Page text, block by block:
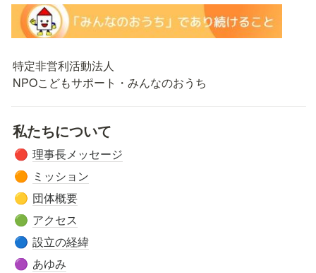
特定非営利活動法人
NPOこどもサポート・みんなのおうち
私たちについて
🔴 理事長メッセージ
🟠 ミッション
🟡 団体概要
🟢 アクセス
🔵 設立の経緯
🟣 あゆみ